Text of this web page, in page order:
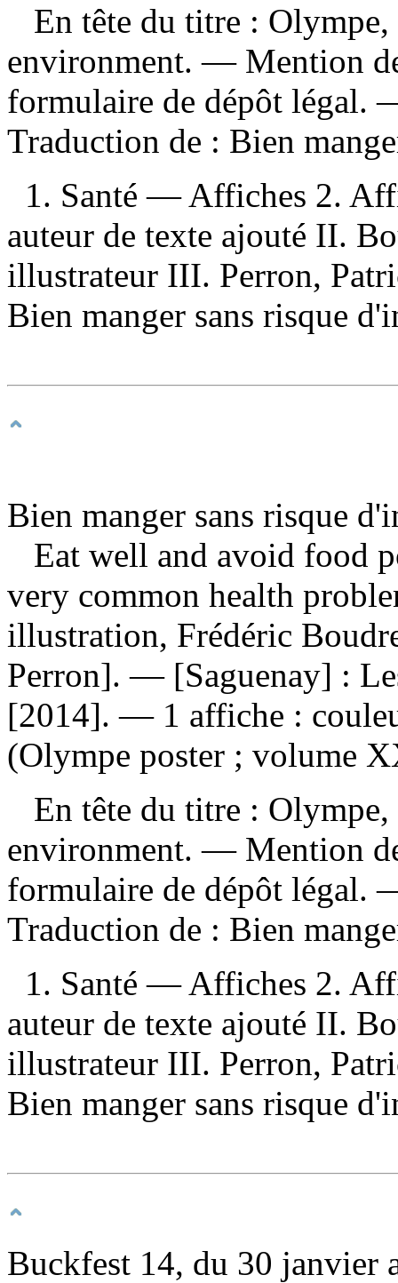
En tête du titre : Olympe,
environment. — Mention
formulaire de dépôt
Traduction de : Bien
1. Santé — Affiches 2.
auteur de texte ajouté II.
illustrateur III. Perron,
Bien manger sans risque
Bien manger sans risque
Eat well and avoid food
very common health
illustration, Frédéric
Perron]. — [Saguenay] :
[2014]. — 1 affiche :
(Olympe poster ; volume
En tête du titre : Olympe,
environment. — Mention
formulaire de dépôt
Traduction de : Bien
1. Santé — Affiches 2.
auteur de texte ajouté II.
illustrateur III. Perron,
Bien manger sans risque
Buckfest 14, du 30 janvier